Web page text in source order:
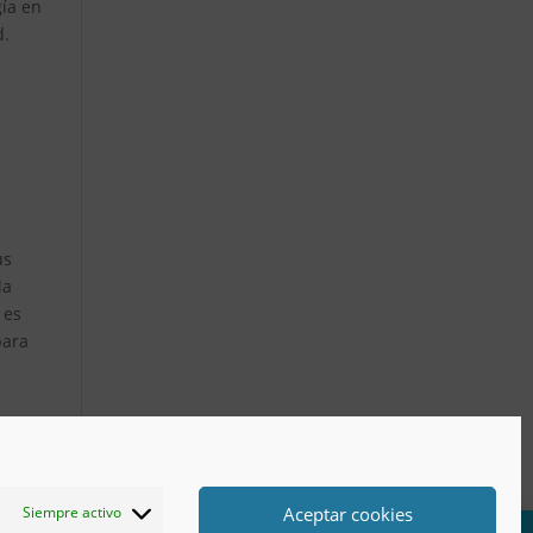
Siempre activo Aceptar cookies
en